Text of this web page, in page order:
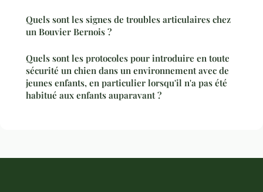
Quels sont les signes de troubles articulaires chez
un Bouvier Bernois ?
Quels sont les protocoles pour introduire en toute
sécurité un chien dans un environnement avec de
jeunes enfants, en particulier lorsqu'il n'a pas été
habitué aux enfants auparavant ?